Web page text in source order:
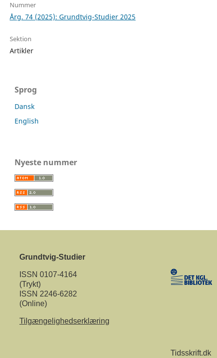
Nummer
Årg. 74 (2025): Grundtvig-Studier 2025
Sektion
Artikler
Sprog
Dansk
English
Nyeste nummer
Grundtvig-Studier
ISSN 0107-4164
(Trykt)
ISSN 2246-6282
(Online)
Tilgængelighedserklæring